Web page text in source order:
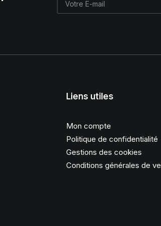
Liens utiles
Mon compte
Politique de confidentialité
Gestions des cookies
Conditions générales de